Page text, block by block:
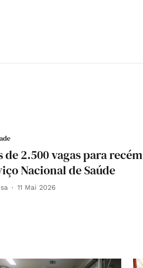
de 2.500 vagas para
Nacional de Saúde
11 Mai 2026